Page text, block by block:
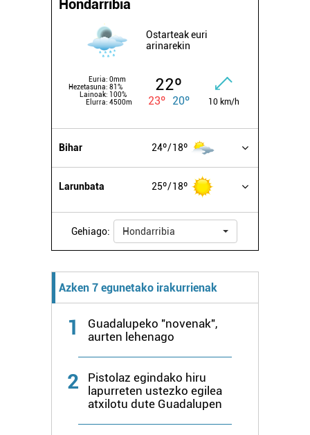
Hondarribia
Ostarteak euri
arinarekin
Euria: 0mm
Hezetasuna: 81%
Lainoak: 100%
Elurra: 4500m
22º
23º 20º 10 km/h
Bihar 24º 18º
Larunbata 25º 18º
Gehiago: Hondarribia
Azken 7 egunetako irakurrienak
1
Guadalupeko "novenak",
aurten lehenago
2
Pistolaz egindako hiru
lapurreten ustezko egilea
atxilotu dute Guadalupen